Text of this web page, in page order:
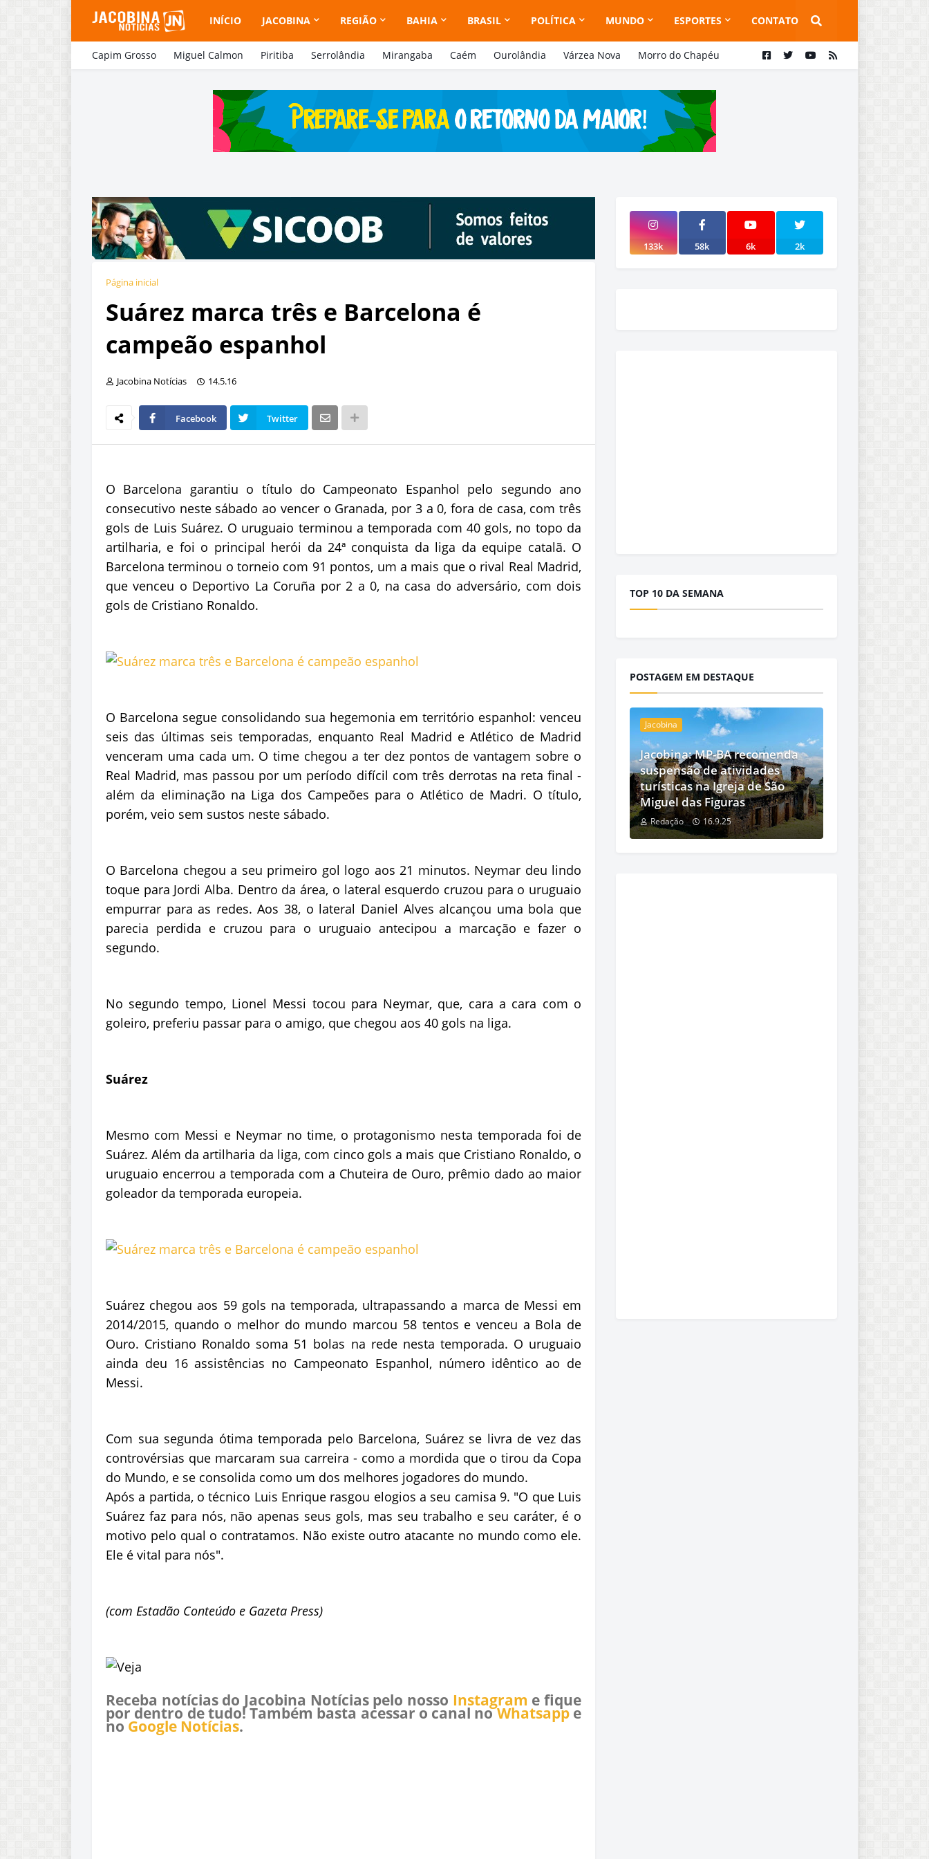
INÍCIO JACOBINA REGIÃO BAHIA BRASIL POLÍTICA MUNDO ESPORTES CONTATO
Capim Grosso Miguel Calmon Piritiba Serrolândia Mirangaba Caém Ourolândia Várzea Nova Morro do Chapéu
Página inicial
Suárez marca três e Barcelona é
campeão espanhol
Jacobina Notícias 14.5.16
Facebook Twitter
O Barcelona garantiu o título do Campeonato Espanhol pelo segundo ano
consecutivo neste sábado ao vencer o Granada, por 3 a 0, fora de casa, com três
gols de Luis Suárez. O uruguaio terminou a temporada com 40 gols, no topo da
artilharia, e foi o principal herói da 24ª conquista da liga da equipe catalã. O
Barcelona terminou o torneio com 91 pontos, um a mais que o rival Real Madrid,
que venceu o Deportivo La Coruña por 2 a 0, na casa do adversário, com dois
gols de Cristiano Ronaldo.
O Barcelona segue consolidando sua hegemonia em território espanhol: venceu
seis das últimas seis temporadas, enquanto Real Madrid e Atlético de Madrid
venceram uma cada um. O time chegou a ter dez pontos de vantagem sobre o
Real Madrid, mas passou por um período difícil com três derrotas na reta final -
além da eliminação na Liga dos Campeões para o Atlético de Madri. O título,
porém, veio sem sustos neste sábado.
O Barcelona chegou a seu primeiro gol logo aos 21 minutos. Neymar deu lindo
toque para Jordi Alba. Dentro da área, o lateral esquerdo cruzou para o uruguaio
empurrar para as redes. Aos 38, o lateral Daniel Alves alcançou uma bola que
parecia perdida e cruzou para o uruguaio antecipou a marcação e fazer o
segundo.
No segundo tempo, Lionel Messi tocou para Neymar, que, cara a cara com o
goleiro, preferiu passar para o amigo, que chegou aos 40 gols na liga.
Suárez
Mesmo com Messi e Neymar no time, o protagonismo nesta temporada foi de
Suárez. Além da artilharia da liga, com cinco gols a mais que Cristiano Ronaldo, o
uruguaio encerrou a temporada com a Chuteira de Ouro, prêmio dado ao maior
goleador da temporada europeia.
Suárez chegou aos 59 gols na temporada, ultrapassando a marca de Messi em
2014/2015, quando o melhor do mundo marcou 58 tentos e venceu a Bola de
Ouro. Cristiano Ronaldo soma 51 bolas na rede nesta temporada. O uruguaio
ainda deu 16 assistências no Campeonato Espanhol, número idêntico ao de
Messi.
Com sua segunda ótima temporada pelo Barcelona, Suárez se livra de vez das
controvérsias que marcaram sua carreira - como a mordida que o tirou da Copa
do Mundo, e se consolida como um dos melhores jogadores do mundo.
Após a partida, o técnico Luis Enrique rasgou elogios a seu camisa 9. "O que Luis
Suárez faz para nós, não apenas seus gols, mas seu trabalho e seu caráter, é o
motivo pelo qual o contratamos. Não existe outro atacante no mundo como ele.
Ele é vital para nós".
(com Estadão Conteúdo e Gazeta Press)
Receba notícias do Jacobina Notícias pelo nosso Instagram e fique
por dentro de tudo! Também basta acessar o canal noWhatsappe
no Google Notícias.
133k 58k 6k 2k
TOP 10 DA SEMANA
POSTAGEM EM DESTAQUE
Jacobina
Jacobina: MP-BA recomenda
suspensão de atividades
turísticas na Igreja de São
Miguel das Figuras
Redação 16.9.25